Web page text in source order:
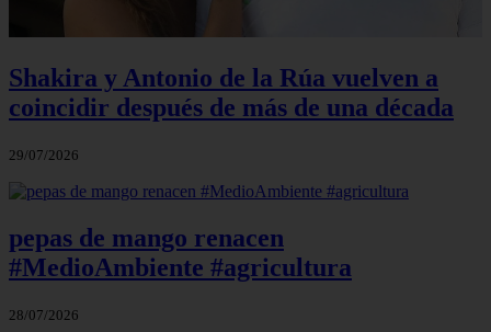
Shakira y Antonio de la Rúa vuelven a
coincidir después de más de una década
29/07/2026
pepas de mango renacen
#MedioAmbiente #agricultura
28/07/2026